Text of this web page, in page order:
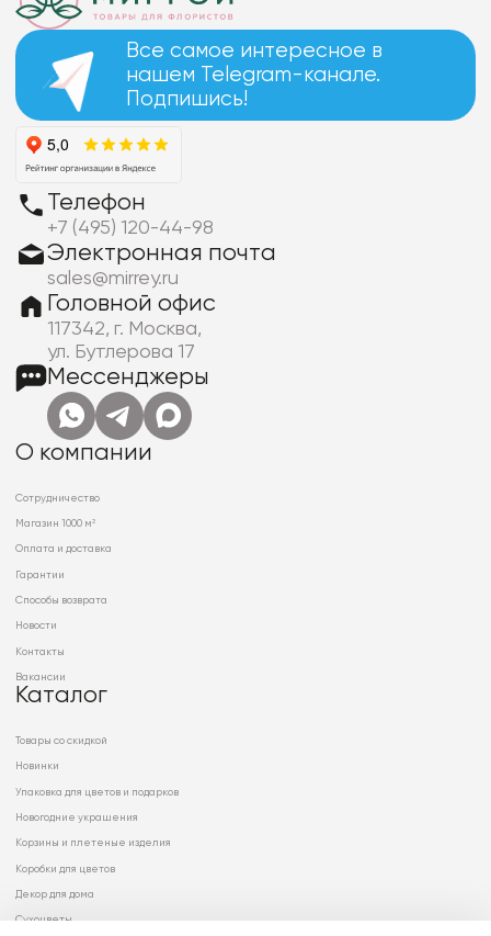
Все самое интересное в
нашем Telegram-канале.
Подпишись!
Телефон
+7 (495) 120-44-98
Электронная почта
sales@mirrey.ru
Головной офис
117342, г. Москва,
ул. Бутлерова 17
Мессенджеры
О компании
Сотрудничество
Магазин 1000 м²
Оплата и доставка
Гарантии
Способы возврата
Новости
Контакты
Вакансии
Каталог
Товары со скидкой
Новинки
Упаковка для цветов и подарков
Новогодние украшения
Корзины и плетеные изделия
Коробки для цветов
Декор для дома
Сухоцветы